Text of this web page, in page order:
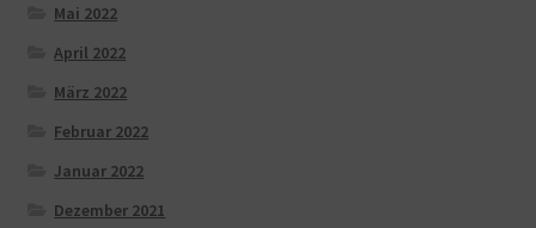
Mai 2022
April 2022
März 2022
Februar 2022
Januar 2022
Dezember 2021